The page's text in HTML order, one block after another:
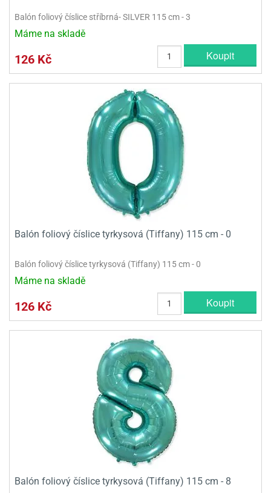
Balón foliový číslice stříbrná- SILVER 115 cm - 3
Máme na skladě
126 Kč Koupit
Balón foliový číslice tyrkysová (Tiffany) 115 cm - 0
Balón foliový číslice tyrkysová (Tiffany) 115 cm - 0
Máme na skladě
126 Kč Koupit
Balón foliový číslice tyrkysová (Tiffany) 115 cm - 8